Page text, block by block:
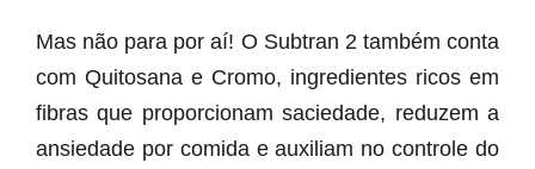
Mas não para por aí! O Subtran 2 também conta
com Quitosana e Cromo, ingredientes ricos em
fibras que proporcionam saciedade, reduzem a
ansiedade por comida e auxiliam no controle do